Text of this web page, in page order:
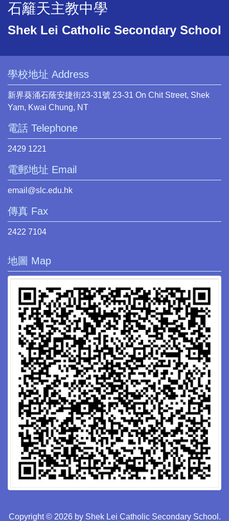
石籬天主教中學
Shek Lei Catholic Secondary School
學校地址 Address
新界葵涌石蔭安捷街23-31號 23-31 On Chit Street, Shek
Yam, Kwai Chung, NT
電話 Telephone
2429 1221
電郵地址 Email
email@slc.edu.hk
傳真 Fax
2422 7104
地圖 Map
Copyright © 2026 by Shek Lei Catholic Secondary School.